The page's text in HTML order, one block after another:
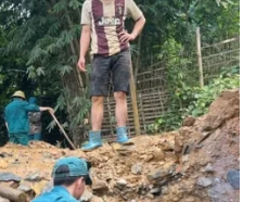
Ô tô
Xe máy
Tư vấn